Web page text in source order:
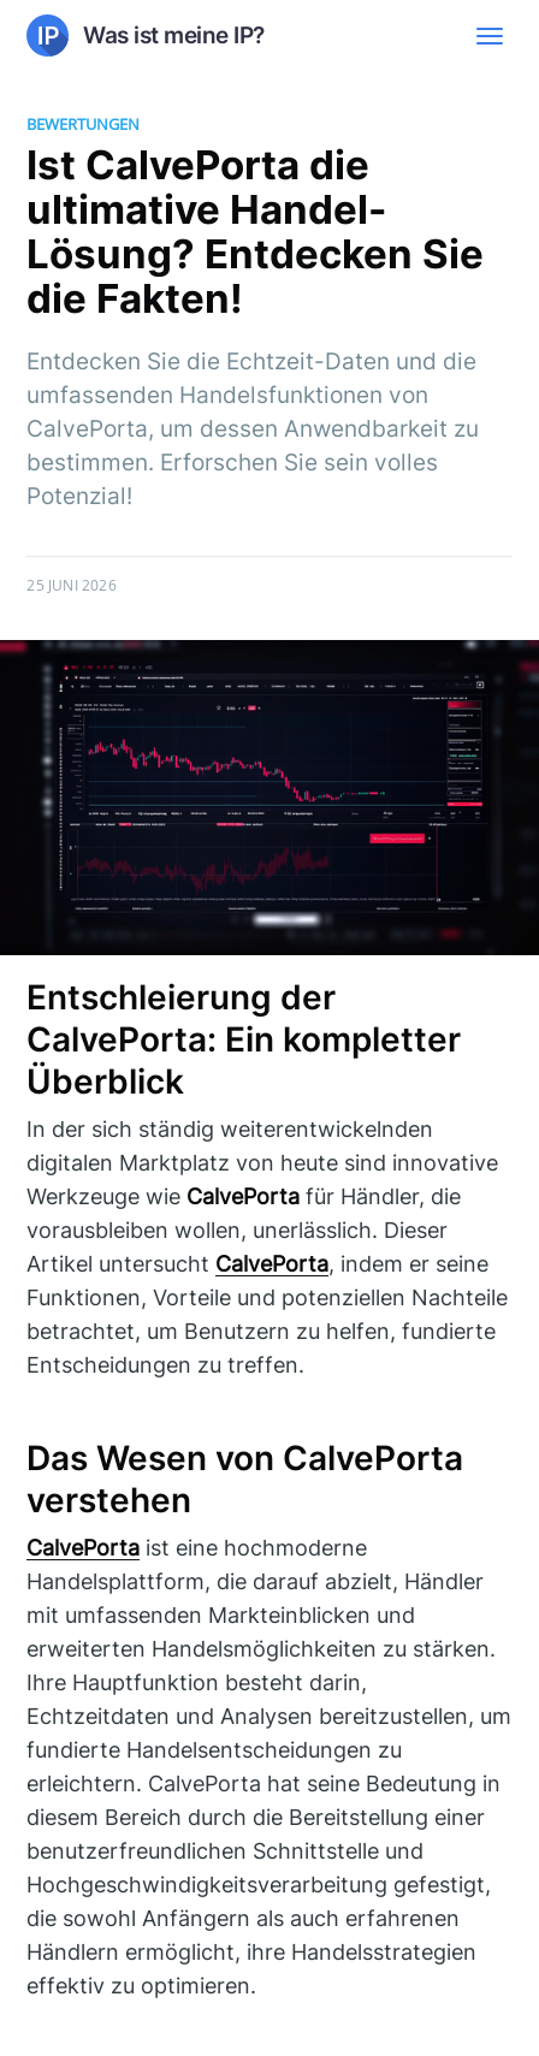
Was ist meine IP?
BEWERTUNGEN
Ist CalvePorta die
ultimative Handel-
Lösung? Entdecken Sie
die Fakten!
Entdecken Sie die Echtzeit-Daten und die
umfassenden Handelsfunktionen von
CalvePorta, um dessen Anwendbarkeit zu
bestimmen. Erforschen Sie sein volles
Potenzial!
25 JUNI 2026
Entschleierung der
CalvePorta: Ein kompletter
Überblick
In der sich ständig weiterentwickelnden
digitalen Marktplatz von heute sind innovative
Werkzeuge wie CalvePorta für Händler, die
vorausbleiben wollen, unerlässlich. Dieser
Artikel untersucht CalvePorta, indem er seine
Funktionen, Vorteile und potenziellen Nachteile
betrachtet, um Benutzern zu helfen, fundierte
Entscheidungen zu treffen.
Das Wesen von CalvePorta
verstehen
CalvePorta ist eine hochmoderne
Handelsplattform, die darauf abzielt, Händler
mit umfassenden Markteinblicken und
erweiterten Handelsmöglichkeiten zu stärken.
Ihre Hauptfunktion besteht darin,
Echtzeitdaten und Analysen bereitzustellen, um
fundierte Handelsentscheidungen zu
erleichtern. CalvePorta hat seine Bedeutung in
diesem Bereich durch die Bereitstellung einer
benutzerfreundlichen Schnittstelle und
Hochgeschwindigkeitsverarbeitung gefestigt,
die sowohl Anfängern als auch erfahrenen
Händlern ermöglicht, ihre Handelsstrategien
effektiv zu optimieren.